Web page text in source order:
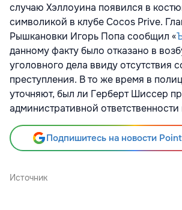
случаю Хэллоуина появился в
символикой в клубе Cocos Prive.
Рышкановки Игорь Попа сообщил «
данному факту было отказано в
уголовного дела ввиду отсутствия
преступления. В то же время в
уточняют, был ли Герберт Шиссер
административной
Подпишитесь на новости
Источник